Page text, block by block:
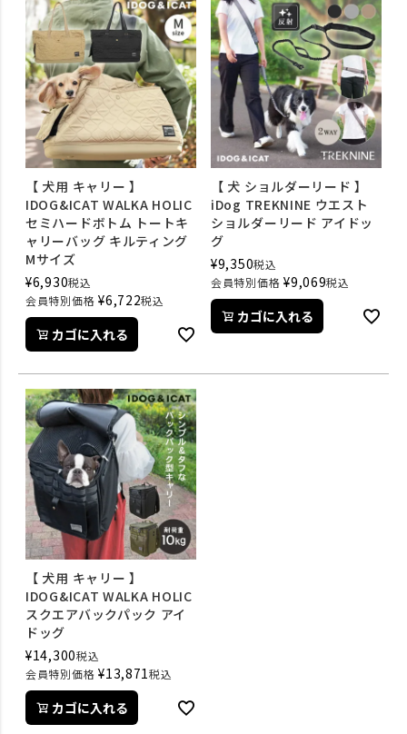
【 犬用 キャリー 】
IDOG&ICAT WALKA HOLIC
セミハードボトム トートキ
ャリーバッグ キルティング
Mサイズ
¥6,930税込
会員特別価格 ¥6,722税込
カゴに入れる
【 犬 ショルダーリード 】
iDog TREKNINE ウエスト
ショルダーリード アイドッ
グ
¥9,350税込
会員特別価格 ¥9,069税込
カゴに入れる
【 犬用 キャリー 】
IDOG&ICAT WALKA HOLIC
スクエアバックパック アイ
ドッグ
¥14,300税込
会員特別価格 ¥13,871税込
カゴに入れる